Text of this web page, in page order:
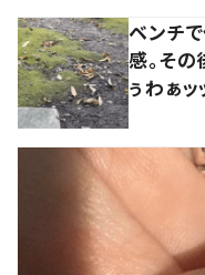
ベンチ
感。そ
ぅわぁッ